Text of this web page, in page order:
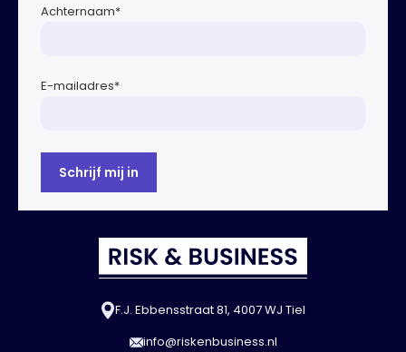
Achternaam*
E-mailadres*
F.J. Ebbensstraat 81, 4007 WJ Tiel
info@riskenbusiness.nl